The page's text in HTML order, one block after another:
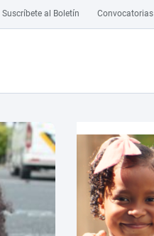
Suscríbete al Boletín Convocatorias